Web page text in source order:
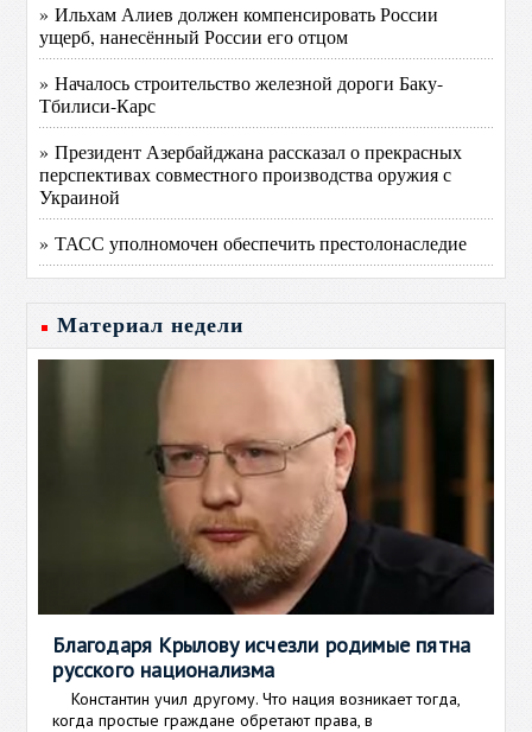
» Ильхам Алиев должен компенсировать России
ущерб, нанесённый России его отцом
» Началось строительство железной дороги Баку-
Тбилиси-Карс
» Президент Азербайджана рассказал о прекрасных
перспективах совместного производства оружия с
Украиной
» ТАСС уполномочен обеспечить престолонаследие
Материал недели
Благодаря Крылову исчезли родимые пятна
русского национализма
Константин учил другому. Что нация возникает тогда,
когда простые граждане обретают права, в